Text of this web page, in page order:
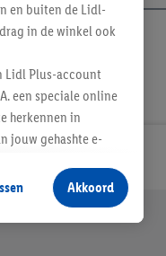
en buiten de Lidl-
in de winkel ook
Lidl Plus-account
een speciale online
herkennen in
jouw gehashte e-
producten waarin je
te plaatsen
verschillende
Akkoord